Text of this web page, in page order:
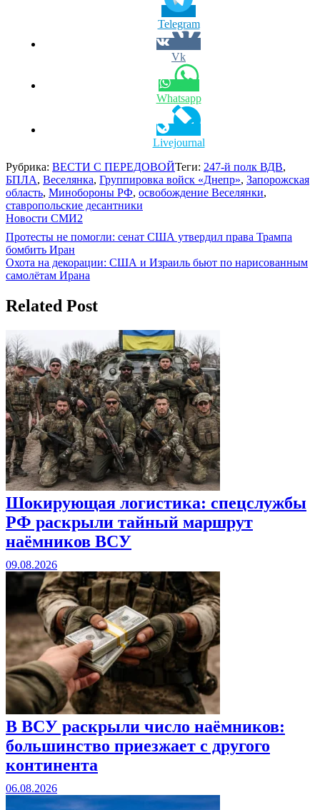
Telegram
Vk
Whatsapp
Livejournal
Рубрика: ВЕСТИ С ПЕРЕДОВОЙТеги: 247-й полк ВДВ,
БПЛА, Веселянка, Группировка войск «Днепр», Запорожская
область, Минобороны РФ, освобождение Веселянки,
ставропольские десантники
Новости СМИ2
Навигация
по
записям
Протесты не помогли: сенат США утвердил права Трампа
бомбить Иран
Охота на декорации: США и Израиль бьют по нарисованным
самолётам Ирана
Related Post
Шокирующая логистика: спецслужбы
РФ раскрыли тайный маршрут
наёмников ВСУ
09.08.2026
В ВСУ раскрыли число наёмников:
большинство приезжает с другого
континента
06.08.2026